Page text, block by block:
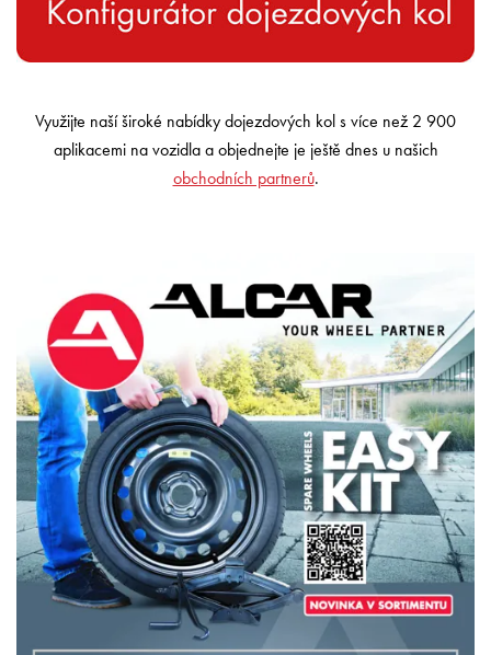
Využijte naší široké nabídky dojezdových kol s více než 2 900
aplikacemi na vozidla a objednejte je ještě dnes u našich
obchodních partnerů.